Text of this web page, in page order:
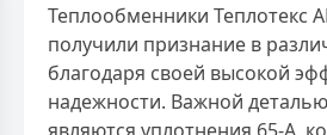
Теплообменники Теплотекс
получили признание в
благодаря своей высокой
надежности. Важной